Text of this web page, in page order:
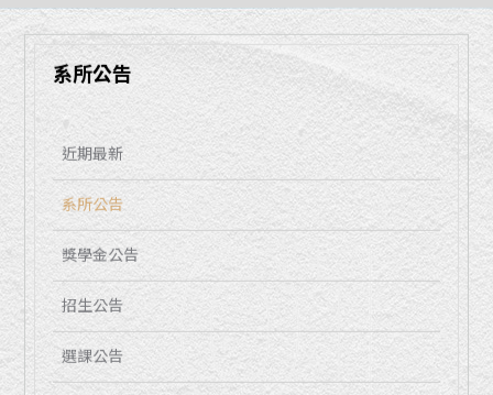
系所公告
近期最新
系所公告
獎學金公告
招生公告
選課公告